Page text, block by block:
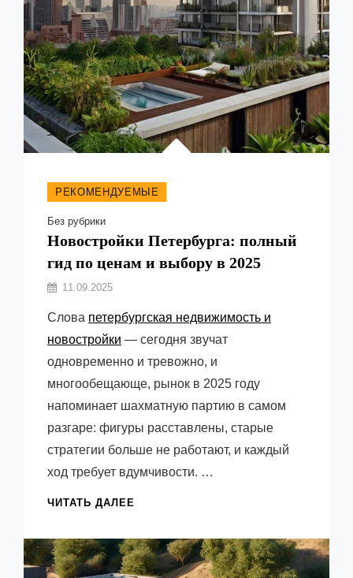
РЕКОМЕНДУЕМЫЕ
Рубрики
Без рубрики
Новостройки Петербурга: полный
гид по ценам и выбору в 2025
Автор:
Виктор
11.09.2025
Слова петербургская недвижимость и
новостройки — сегодня звучат
одновременно и тревожно, и
многообещающе, рынок в 2025 году
напоминает шахматную партию в самом
разгаре: фигуры расставлены, старые
стратегии больше не работают, и каждый
ход требует вдумчивости. …
ЧИТАТЬ ДАЛЕЕ
ГИД
ПО